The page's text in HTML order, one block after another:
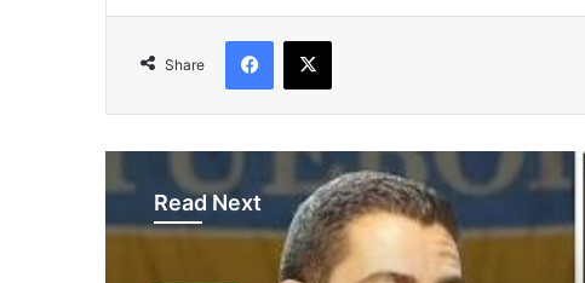
Share
Facebook
X
Read Next